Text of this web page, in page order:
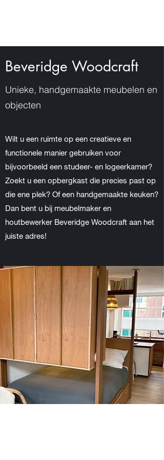
Beveridge Woodcraft
Unieke, handgemaakte meubelen en
objecten
Wilt u een ruimte op een creatieve en
functionele manier gebruiken voor
bijvoorbeeld een studeer- en logeerkamer?
Zoekt u een opbergkast die precies past op
die ene plek? Of een handgemaakte keuken?
Dan bent u bij meubelmaker en
houtbewerker Beveridge Woodcraft aan het
juiste adres!